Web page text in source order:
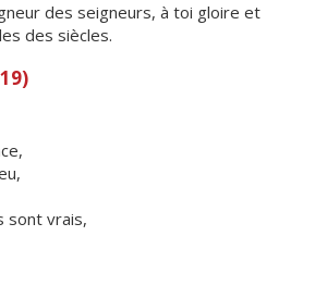
des seigneurs, à toi gloire et
des siècles.
sont vrais,